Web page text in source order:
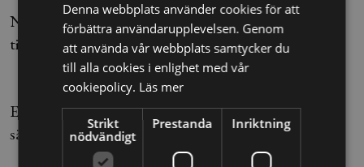
När det är dags för att genomföra kursen har du
tillgång till den via "Mina sidor".
2. Testa dina kunskaper
Efter kursen sätter vi dina kunskaper på prov för att
säkerställa att du har tagit till dig innehållet.
Denna webbplats använder cookies för att
förbättra användarupplevelsen. Genom
att använda vår webbplats samtycker du
till alla cookies i enlighet med vår
cookiepolicy. Läs mer
Strikt
nödvändigt
Prestanda Inriktning